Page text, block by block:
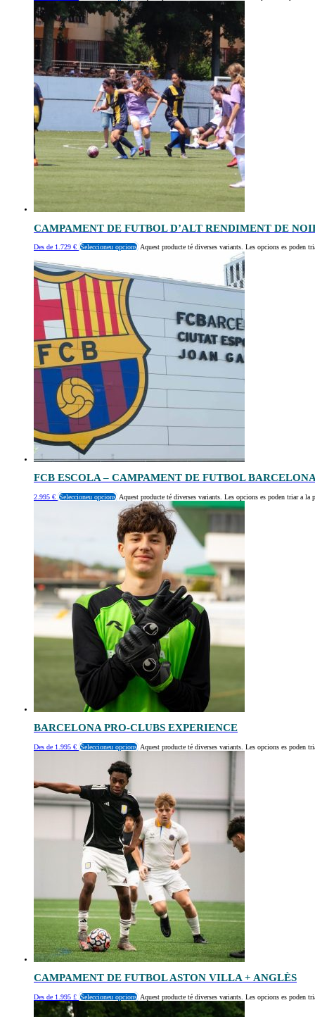
CAMPAMENT DE FUTBOL D’ALT RENDIMENT DE
Des de 1.729 € Seleccioneu opcions Aquest producte té diverses variants. Les opcions es poden
FCB ESCOLA – CAMPAMENT DE FUTBOL
2.995 € Seleccioneu opcions Aquest producte té diverses variants. Les opcions es poden triar a la
BARCELONA PRO-CLUBS EXPERIENCE
Des de 1.995 € Seleccioneu opcions Aquest producte té diverses variants. Les opcions es poden
CAMPAMENT DE FUTBOL ASTON VILLA + ANGLÈS
Des de 1.995 £ Seleccioneu opcions Aquest producte té diverses variants. Les opcions es poden